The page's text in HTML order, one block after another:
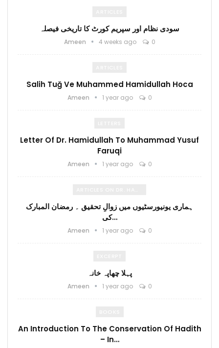
سودی نظام اور سپریم کورٹ کا تاریخی فیصلہ
Ameen 4 weeks ago 0
Salih Tuğ Ve Muhammed Hamidullah Hoca
Ameen 1 year ago 0
Letter Of Dr. Hamidullah To Muhammad Yusuf
Faruqi
Ameen 1 year ago 0
ہماری یونیورسٹیوں میں زوالِ تحقیق ۔ رمضان المبارک
کی…
Ameen 1 year ago 0
پہلا چھاپہ خانہ
Ameen 1 year ago 0
An Introduction To The Conservation Of Hadith
– In…